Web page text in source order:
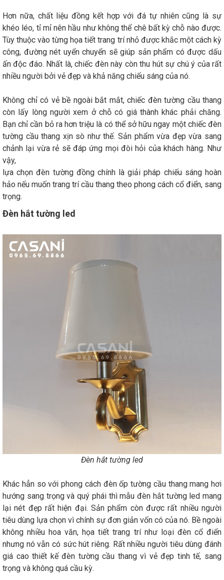
Hơn nữa, chất liệu đồng kết hợp với đá tự nhiên cũng là sự
khéo léo, tỉ mỉ nên hầu như không thể chê bất kỳ chỗ nào được.
Tùy thuộc vào từng họa tiết trang trí nhỏ được khắc một cách kỳ
công, đường nét uyển chuyển sẽ giúp sản phẩm có được dấu
ấn độc đáo. Nhất là, chiếc đèn này còn thu hút sự chú ý của rất
nhiều người bởi vẻ đẹp và khả năng chiếu sáng của nó.
Không chỉ có vẻ bề ngoài bắt mắt, chiếc đèn tường cầu thang
còn lấy lòng người xem ở chỗ có giá thành khác phải chăng.
Bạn chỉ cần bỏ ra hơn triệu là có thể sở hữu ngay một chiếc đèn
tường cầu thang xịn sò như thế. Sản phẩm vừa đẹp vừa sang
chảnh lại vừa rẻ sẽ đáp ứng mọi đòi hỏi của khách hàng. Như
vậy,
lựa chọn đèn tường đồng chính là giải pháp chiếu sáng hoàn
hảo nếu muốn trang trí cầu thang theo phong cách cổ điển, sang
trọng.
Đèn hắt tường led
Đèn hắt tường led
Khác hẳn so với phong cách đèn ốp tường cầu thang mang hơi
hướng sang trọng và quý phái thì mẫu đèn hắt tường led mang
lại nét đẹp rất hiện đại. Sản phẩm còn được rất nhiều người
tiêu dùng lựa chọn vì chính sự đơn giản vốn có của nó. Bề ngoài
không nhiều hoa văn, họa tiết trang trí như loại đèn cổ điển
nhưng nó vẫn có sức hút riêng. Rất nhiều người tiêu dùng đánh
giá cao thiết kế đèn tường cầu thang vì vẻ đẹp tinh tế, sang
trọng và không quá cầu kỳ.